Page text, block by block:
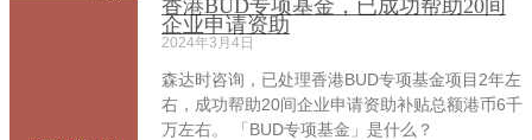
香港BUD专项基金，已成功帮助20间
企业申请资助
2024年3月4日
森达时咨询，已处理香港BUD专项基金项目2年左
右，成功帮助20间企业申请资助补贴总额港币6千
万左右。 「BUD专项基金」是什么？